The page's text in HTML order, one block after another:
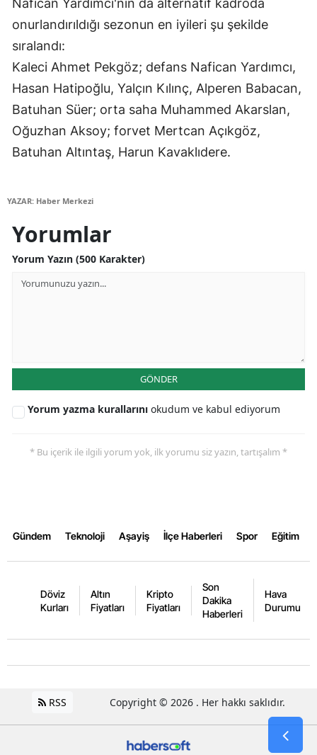
Niğde
Rize
Sakarya
Uşak
Karaman
Kırıkkale
Batman
Şırnak
Bartın
Ardahan
Nafican Yardımcı'nın da alternatif kadroda
onurlandırıldığı sezonun en iyileri şu şekilde
sıralandı:
Kaleci Ahmet Pekgöz; defans Nafican Yardımcı,
Hasan Hatipoğlu, Yalçın Kılınç, Alperen Babacan,
Batuhan Süer; orta saha Muhammed Akarslan,
Oğuzhan Aksoy; forvet Mertcan Açıkgöz,
Batuhan Altıntaş, Harun Kavaklıdere.
YAZAR: Haber Merkezi
Yorumlar
Yorum Yazın (500 Karakter)
GÖNDER
Yorum yazma kurallarını okudum ve kabul ediyorum
* Bu içerik ile ilgili yorum yok, ilk yorumu siz yazın, tartışalım *
Gündem Teknoloji Aşayiş İlçe Haberleri Spor Eğitim
Döviz
Kurları
Altın
Fiyatları
Kripto
Fiyatları
Son
Dakika
Haberleri
Hava
Durumu
RSS Copyright © 2026 . Her hakkı saklıdır.